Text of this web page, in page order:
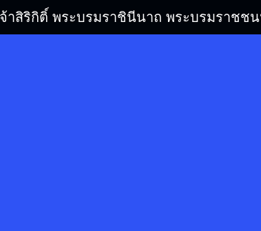
าสิริกิติ์ พระบรมราชินีนาถ พระบรมราชช